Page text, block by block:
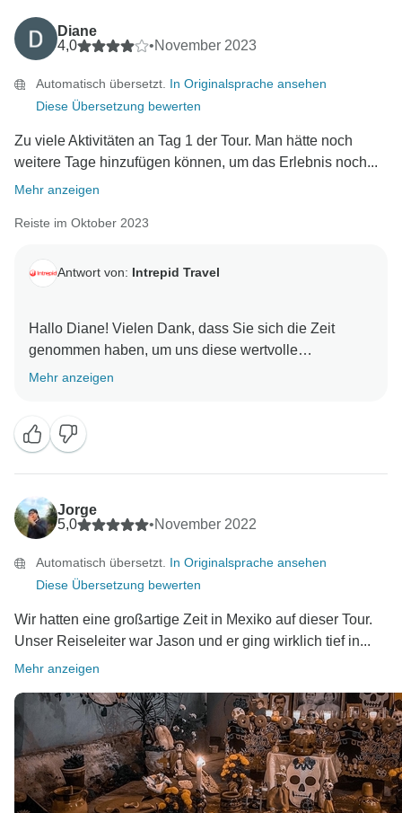
Diane
4,0
•November 2023
Automatisch übersetzt. In Originalsprache ansehen
Diese Übersetzung bewerten
Zu viele Aktivitäten an Tag 1 der Tour. Man hätte noch
weitere Tage hinzufügen können, um das Erlebnis noch...
Mehr anzeigen
Reiste im Oktober 2023
Antwort von: Intrepid Travel
Hallo Diane! Vielen Dank, dass Sie sich die Zeit
genommen haben, um uns diese wertvolle
Perspektive zu geben. Wir freuen uns sehr, dass Sie
es an das richtige Team weiterleiten! Auf das nächste
Mehr anzeigen
Jorge
5,0
•November 2022
Automatisch übersetzt. In Originalsprache ansehen
Diese Übersetzung bewerten
Wir hatten eine großartige Zeit in Mexiko auf dieser Tour.
Unser Reiseleiter war Jason und er ging wirklich tief in...
Mehr anzeigen